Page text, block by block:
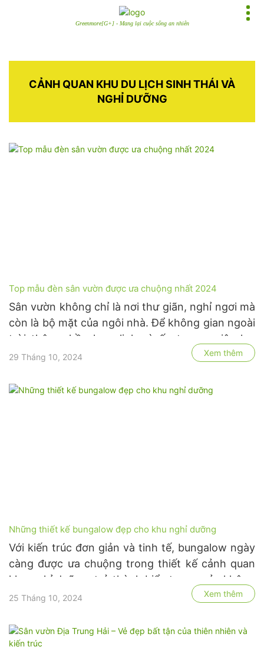
Greenmore[G+] - Mang lại cuộc sống an nhiên
CẢNH QUAN KHU DU LỊCH SINH THÁI VÀ
NGHỈ DƯỠNG
Top mẫu đèn sân vườn được ưa chuộng nhất 2024
Sân vườn không chỉ là nơi thư giãn, nghỉ ngơi mà
còn là bộ mặt của ngôi nhà. Để không gian ngoài
trời thêm phần lung linh và ấn tượng, việc lựa
chọn những mẫu đèn sân vườn đẹp mắt là điều
sân vườn ngày càng …
29 Tháng 10, 2024 Xem thêm
Những thiết kế bungalow đẹp cho khu nghỉ dưỡng
Với kiến ​​trúc đơn giản và tinh tế, bungalow ngày
càng được ưa chuộng trong thiết kế cảnh quan
khu nghỉ dưỡng, trở thành biểu tượng của không
gian sống gần gũi với thiên nhiên. Loại hình nhà
mái mà …
25 Tháng 10, 2024 Xem thêm